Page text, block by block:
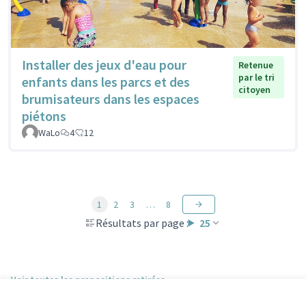
Installer des jeux d'eau pour
enfants dans les parcs et des
brumisateurs dans les espaces
piétons
Retenue
par le tri
citoyen
WaLo 4 12
Résultats par page : 25
1 2 3 … 8
Voir toutes les propositions retirées